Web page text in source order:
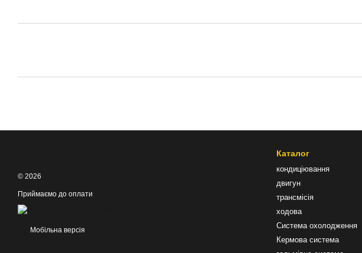
© 2026
Приймаємо до оплати
Мобільна версія
Каталог
кондиціювання
двигун
трансмісія
ходова
Система охолодження
Кермова система